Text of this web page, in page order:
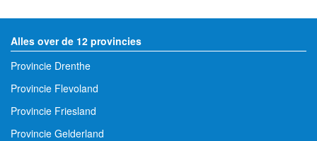
Alles over de 12 provincies
Provincie Drenthe
Provincie Flevoland
Provincie Friesland
Provincie Gelderland